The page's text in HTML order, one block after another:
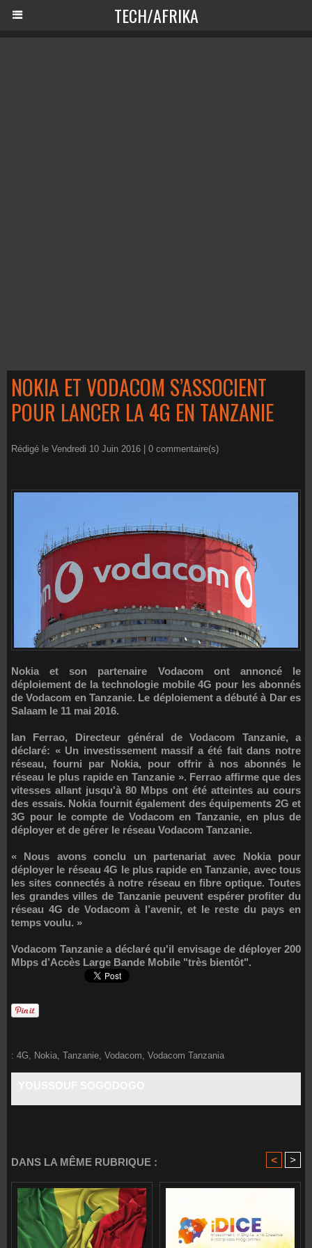
TECH/AFRIKA
NOKIA ET VODACOM S’ASSOCIENT
POUR LANCER LA 4G EN TANZANIE
Rédigé le Vendredi 10 Juin 2016 | 0 commentaire(s)
Nokia et son partenaire Vodacom ont annoncé le
déploiement de la technologie mobile 4G pour les abonnés
de Vodacom en Tanzanie. Le déploiement a débuté à Dar es
Salaam le 11 mai 2016.
Ian Ferrao, Directeur général de Vodacom Tanzanie, a
déclaré: « Un investissement massif a été fait dans notre
réseau, fourni par Nokia, pour offrir à nos abonnés le
réseau le plus rapide en Tanzanie ». Ferrao affirme que des
vitesses allant jusqu'à 80 Mbps ont été atteintes au cours
des essais. Nokia fournit également des équipements 2G et
3G pour le compte de Vodacom en Tanzanie, en plus de
déployer et de gérer le réseau Vodacom Tanzanie.
« Nous avons conclu un partenariat avec Nokia pour
déployer le réseau 4G le plus rapide en Tanzanie, avec tous
les sites connectés à notre réseau en fibre optique. Toutes
les grandes villes de Tanzanie peuvent espérer profiter du
réseau 4G de Vodacom à l’avenir, et le reste du pays en
temps voulu. »
Vodacom Tanzanie a déclaré qu'il envisage de déployer 200
Mbps d’Accès Large Bande Mobile "très bientôt".
: 4G, Nokia, Tanzanie, Vodacom, Vodacom Tanzania
DANS LA MÊME RUBRIQUE : < >